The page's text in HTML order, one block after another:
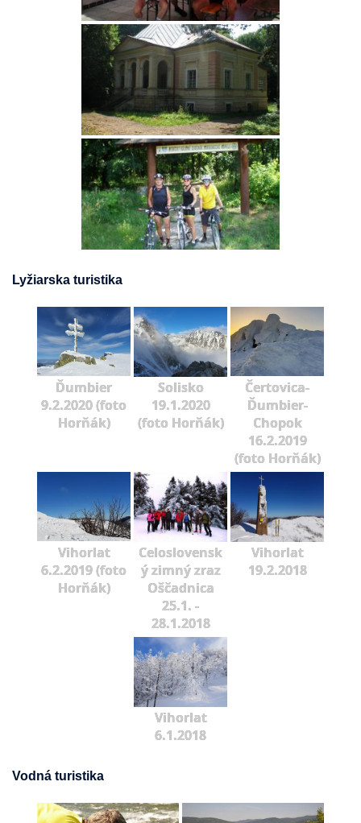
Lyžiarska turistika
Ďumbier
9.2.2020 (foto
Horňák)
Solisko
19.1.2020
(foto Horňák)
Čertovica-
Ďumbier-
Chopok
16.2.2019
(foto Horňák)
Vihorlat
6.2.2019 (foto
Horňák)
Celoslovensk
ý zimný zraz
Oščadnica
25.1. -
28.1.2018
Vihorlat
19.2.2018
Vihorlat
6.1.2018
Vodná turistika